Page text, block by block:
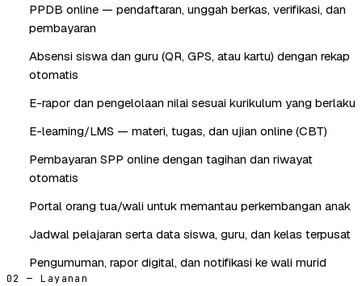
PPDB online — pendaftaran, unggah berkas, verifikasi, dan
pembayaran
Absensi siswa dan guru (QR, GPS, atau kartu) dengan rekap
otomatis
E-rapor dan pengelolaan nilai sesuai kurikulum yang berlaku
E-learning/LMS — materi, tugas, dan ujian online (CBT)
Pembayaran SPP online dengan tagihan dan riwayat
otomatis
Portal orang tua/wali untuk memantau perkembangan anak
Jadwal pelajaran serta data siswa, guru, dan kelas terpusat
Pengumuman, rapor digital, dan notifikasi ke wali murid
02 — Layanan